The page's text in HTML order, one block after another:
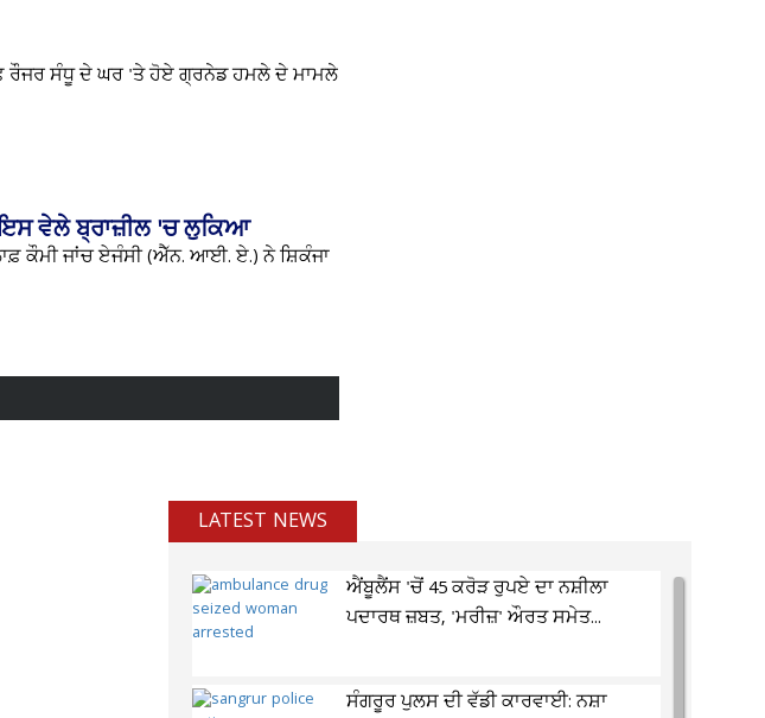
ਰੌਜਰ ਸੰਧੂ ਦੇ ਘਰ 'ਤੇ ਹੋਏ ਗ੍ਰਨੇਡ ਹਮਲੇ ਦੇ ਮਾਮਲੇ
ਇਸ ਵੇਲੇ ਬ੍ਰਾਜ਼ੀਲ 'ਚ ਲੁਕਿਆ
ਕੌਮੀ ਜਾਂਚ ਏਜੰਸੀ (ਐੱਨ. ਆਈ. ਏ.) ਨੇ ਸ਼ਿਕੰਜਾ
LATEST NEWS
ਐਂਬੂਲੈਂਸ 'ਚੋਂ 45 ਕਰੋੜ ਰੁਪਏ ਦਾ ਨਸ਼ੀਲਾ
ਪਦਾਰਥ ਜ਼ਬਤ, 'ਮਰੀਜ਼' ਔਰਤ ਸਮੇਤ...
ਸੰਗਰੂਰ ਪੁਲਸ ਦੀ ਵੱਡੀ ਕਾਰਵਾਈ: ਨਸ਼ਾ